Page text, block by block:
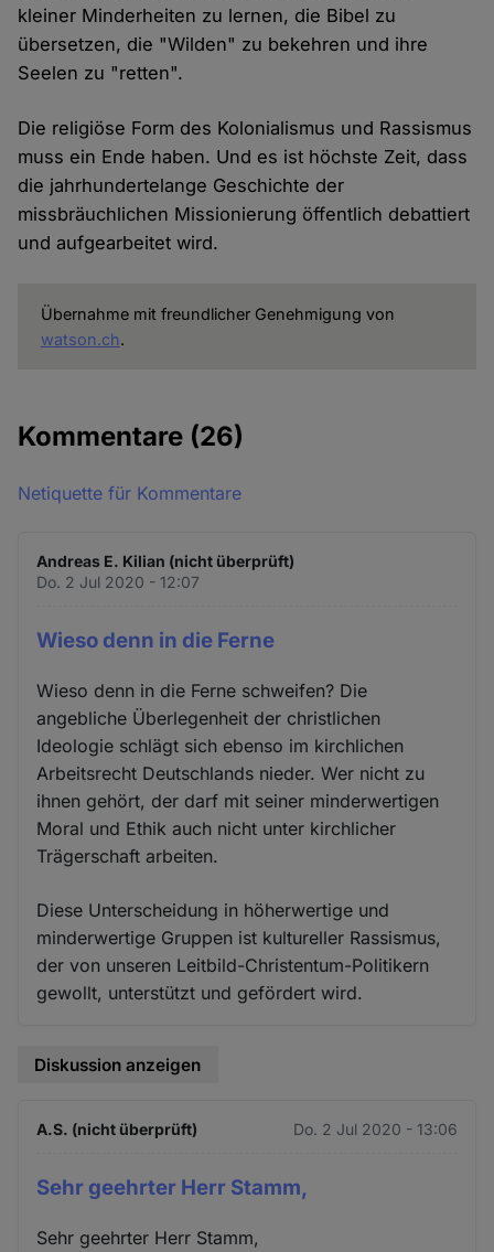
kleiner Minderheiten zu lernen, die Bibel zu
übersetzen, die "Wilden" zu bekehren und ihre
Seelen zu "retten".
Die religiöse Form des Kolonialismus und Rassismus
muss ein Ende haben. Und es ist höchste Zeit, dass
die jahrhundertelange Geschichte der
missbräuchlichen Missionierung öffentlich debattiert
und aufgearbeitet wird.
Übernahme mit freundlicher Genehmigung von
watson.ch.
Kommentare (26)
Netiquette für Kommentare
Andreas E. Kilian (nicht überprüft)
Do. 2 Jul 2020 - 12:07
Wieso denn in die Ferne
Wieso denn in die Ferne schweifen? Die
angebliche Überlegenheit der christlichen
Ideologie schlägt sich ebenso im kirchlichen
Arbeitsrecht Deutschlands nieder. Wer nicht zu
ihnen gehört, der darf mit seiner minderwertigen
Moral und Ethik auch nicht unter kirchlicher
Trägerschaft arbeiten.
Diese Unterscheidung in höherwertige und
minderwertige Gruppen ist kultureller Rassismus,
der von unseren Leitbild-Christentum-Politikern
gewollt, unterstützt und gefördert wird.
Diskussion anzeigen
A.S. (nicht überprüft) Do. 2 Jul 2020 - 13:06
Sehr geehrter Herr Stamm,
Sehr geehrter Herr Stamm,